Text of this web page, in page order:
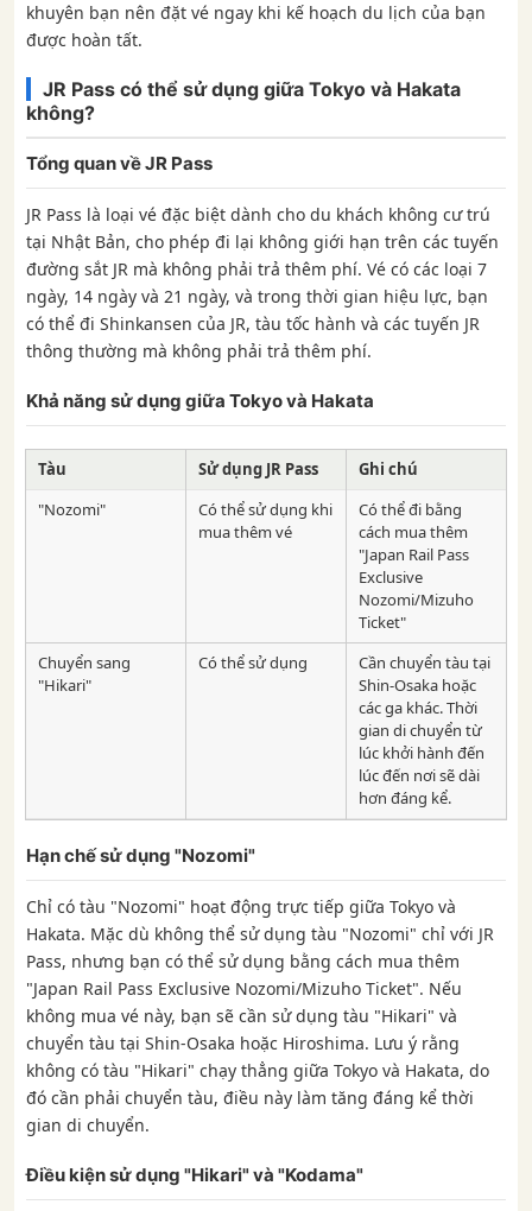
khuyên bạn nên đặt vé ngay khi kế hoạch du lịch của bạn
được hoàn tất.
JR Pass có thể sử dụng giữa Tokyo và Hakata
không?
Tổng quan về JR Pass
JR Pass là loại vé đặc biệt dành cho du khách không cư trú
tại Nhật Bản, cho phép đi lại không giới hạn trên các tuyến
đường sắt JR mà không phải trả thêm phí. Vé có các loại 7
ngày, 14 ngày và 21 ngày, và trong thời gian hiệu lực, bạn
có thể đi Shinkansen của JR, tàu tốc hành và các tuyến JR
thông thường mà không phải trả thêm phí.
Khả năng sử dụng giữa Tokyo và Hakata
Tàu Sử dụng JR Pass
Ghi chú
"Nozomi"
Có thể sử dụng khi
mua thêm vé
Có thể đi bằng
cách mua thêm
"Japan Rail Pass
Exclusive
Nozomi/Mizuho
Ticket"
Chuyển sang
"Hikari"
Có thể sử dụng
Cần chuyển tàu tại
Shin-Osaka hoặc
các ga khác. Thời
gian di chuyển từ
lúc khởi hành đến
lúc đến nơi sẽ dài
hơn đáng kể.
Hạn chế sử dụng "Nozomi"
Chỉ có tàu "Nozomi" hoạt động trực tiếp giữa Tokyo và
Hakata. Mặc dù không thể sử dụng tàu "Nozomi" chỉ với JR
Pass, nhưng bạn có thể sử dụng bằng cách mua thêm
"Japan Rail Pass Exclusive Nozomi/Mizuho Ticket". Nếu
không mua vé này, bạn sẽ cần sử dụng tàu "Hikari" và
chuyển tàu tại Shin-Osaka hoặc Hiroshima. Lưu ý rằng
không có tàu "Hikari" chạy thẳng giữa Tokyo và Hakata, do
đó cần phải chuyển tàu, điều này làm tăng đáng kể thời
gian di chuyển.
Điều kiện sử dụng "Hikari" và "Kodama"